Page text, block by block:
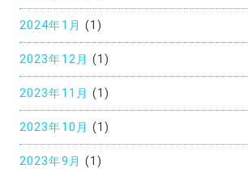
2024年1月 (1)
2023年12月 (1)
2023年11月 (1)
2023年10月 (1)
2023年9月 (1)